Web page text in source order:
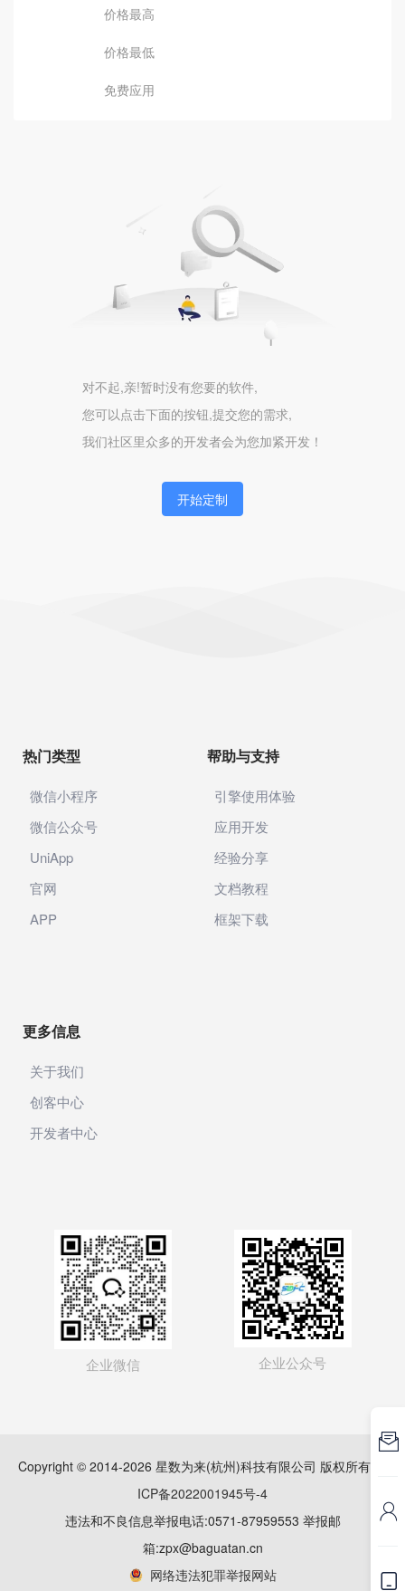
价格最高
价格最低
免费应用
对不起,亲!暂时没有您要的软件,
您可以点击下面的按钮,提交您的需求,
我们社区里众多的开发者会为您加紧开发！
开始定制
热门类型
微信小程序
微信公众号
UniApp
官网
APP
帮助与支持
引擎使用体验
应用开发
经验分享
文档教程
框架下载
更多信息
关于我们
创客中心
开发者中心
企业微信 企业公众号
Copyright © 2014-2026 星数为来(杭州)科技有限公司 版权所有
ICP备2022001945号-4
违法和不良信息举报电话:0571-87959553 举报邮
箱:zpx@baguatan.cn
网络违法犯罪举报网站


